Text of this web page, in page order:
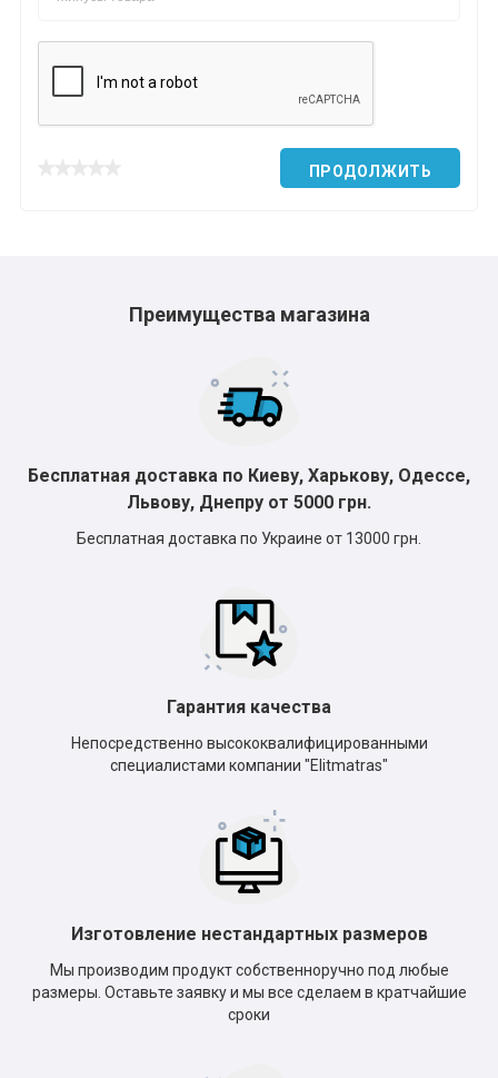
ПРОДОЛЖИТЬ
Преимущества магазина
Бесплатная доставка по Киеву, Харькову, Одессе,
Львову, Днепру от 5000 грн.
Бесплатная доставка по Украине от 13000 грн.
Гарантия качества
Непосредственно высококвалифицированными
специалистами компании "Elitmatras"
Изготовление нестандартных размеров
Мы производим продукт собственноручно под любые
размеры. Оставьте заявку и мы все сделаем в кратчайшие
сроки